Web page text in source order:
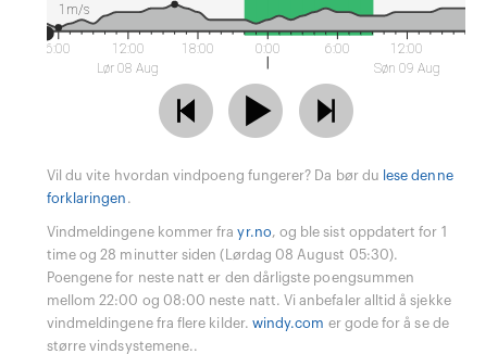
6:00
12:00
Lør 08 Aug
18:00 0:00 6:00
12:00
Søn 09 Aug
1m/s
Vil du vite hvordan vindpoeng fungerer? Da bør du lese denne
forklaringen .
Vindmeldingene kommer frayr.no, og ble sist oppdatert for 1
time og 28 minutter siden (Lørdag 08 August 05:30).
Poengene for neste natt er den dårligste poengsummen
mellom 22:00 og 08:00 neste natt. Vi anbefaler alltid å sjekke
vindmeldingene fra flere kilder. windy.com er gode for å se de
større vindsystemene..